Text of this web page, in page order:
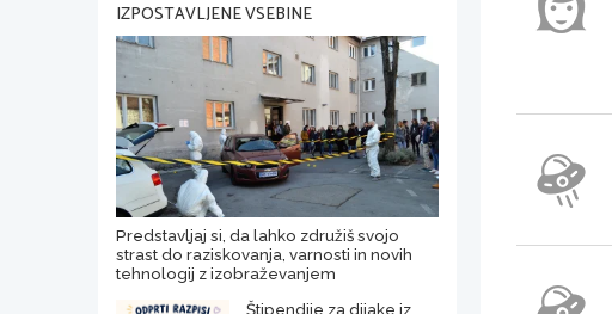
IZPOSTAVLJENE VSEBINE
Predstavljaj si, da lahko združiš svojo
strast do raziskovanja, varnosti in novih
tehnologij z izobraževanjem
Štipendije za dijake iz